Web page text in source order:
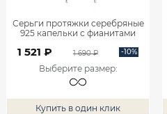
Серьги протяжки серебряные
925 капельки с фианитами
1 521 ₽ 1 690 ₽ -10%
Выберите размер:
Купить в один клик